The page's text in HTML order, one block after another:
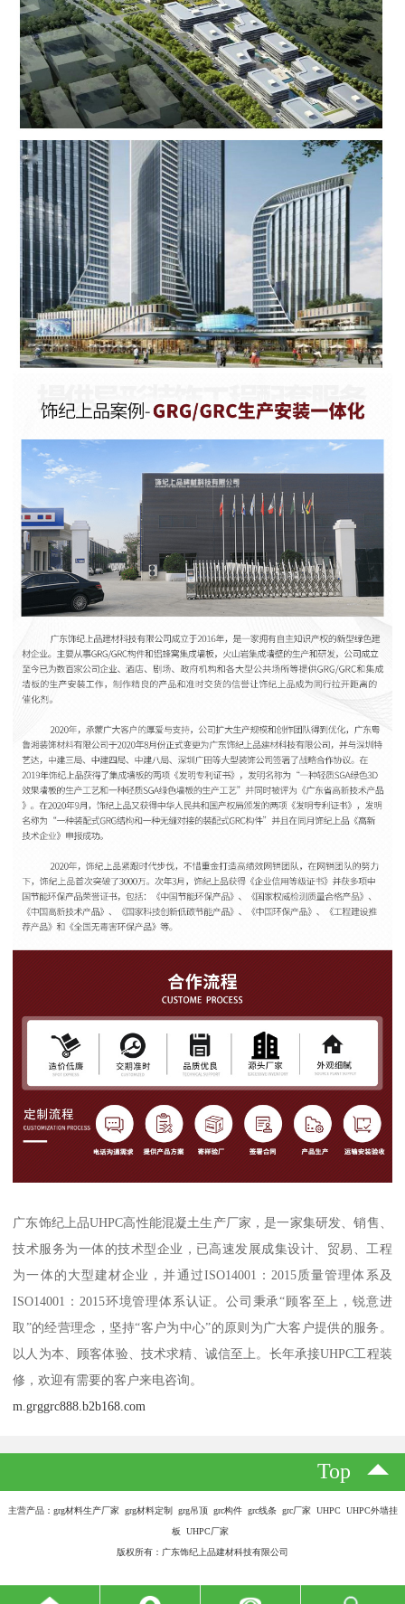
广东饰纪上品UHPC高性能混凝土生产厂家，是一家集研发、销售、
技术服务为一体的技术型企业，已高速发展成集设计、贸易、工程
为一体的大型建材企业，并通过ISO14001：2015质量管理体系及
ISO14001：2015环境管理体系认证。公司秉承“顾客至上，锐意进
取”的经营理念，坚持“客户为中心”的原则为广大客户提供的服务。
以人为本、顾客体验、技术求精、诚信至上。长年承接UHPC工程装
修，欢迎有需要的客户来电咨询。
m.grggrc888.b2b168.com
Top
主营产品：grg材料生产厂家 grg材料定制 grg吊顶 grc构件 grc线条 grc厂家 UHPC UHPC外墙挂
板 UHPC厂家
版权所有：广东饰纪上品建材科技有限公司